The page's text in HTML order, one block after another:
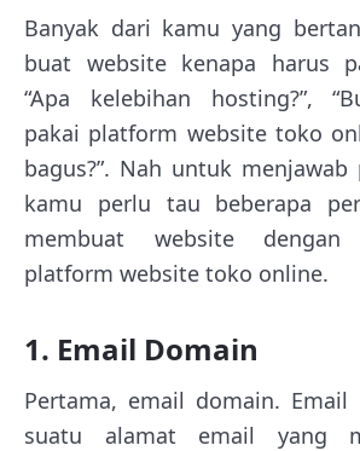
Banyak dari kamu yang
buat website kenapa harus
“Apa kelebihan hosting?”,
pakai platform website toko
bagus?”. Nah untuk
kamu perlu tau beberapa
membuat website
platform website toko online.
1. Email Domain
Pertama, email domain. Email
suatu alamat email yang